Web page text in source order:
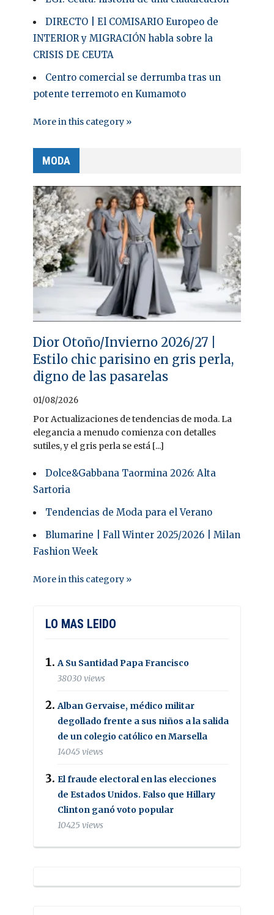
DIRECTO | El COMISARIO Europeo de
INTERIOR y MIGRACIÓN habla sobre la
CRISIS DE CEUTA
Centro comercial se derrumba tras un
potente terremoto en Kumamoto
More in this category »
MODA
Dior Otoño/Invierno 2026/27 |
Estilo chic parisino en gris perla,
digno de las pasarelas
01/08/2026
Por Actualizaciones de tendencias de moda. La
elegancia a menudo comienza con detalles
sutiles, y el gris perla se está [...]
Dolce&Gabbana Taormina 2026: Alta
Sartoria
Tendencias de Moda para el Verano
Blumarine | Fall Winter 2025/2026 | Milan
Fashion Week
More in this category »
LO MAS LEIDO
A Su Santidad Papa Francisco
38030 views
Alban Gervaise, médico militar
degollado frente a sus niños a la salida
de un colegio católico en Marsella
14045 views
El fraude electoral en las elecciones
de Estados Unidos. Falso que Hillary
Clinton ganó voto popular
10425 views